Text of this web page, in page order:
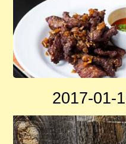
2017-01-